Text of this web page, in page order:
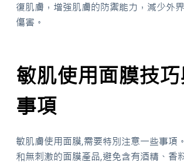
復肌膚，增強肌膚的防禦能力，減少外
傷害。
敏肌使用面膜技
事項
敏肌膚使用面膜,需要特別注意一些事項
和無刺激的面膜產品,避免含有酒精、香